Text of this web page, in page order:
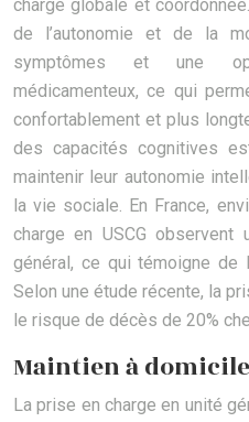
charge globale et
de l’autonomie et de la
symptômes et une
médicamenteux, ce qui
confortablement et plus
des capacités cognitives
maintenir leur autonomie
la vie sociale. En France,
charge en USCG
général, ce qui témoigne de
Selon une étude récente, la
le risque de décès de 20%
Maintien à domicile
La prise en charge en unité